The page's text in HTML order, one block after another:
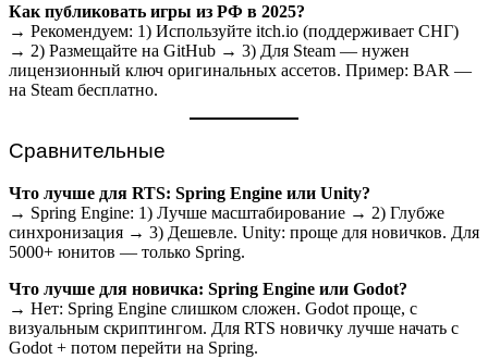
Как публиковать игры из РФ в 2025?
→ Рекомендуем: 1) Используйте itch.io (поддерживает СНГ)
→ 2) Размещайте на GitHub → 3) Для Steam — нужен
лицензионный ключ оригинальных ассетов. Пример: BAR —
на Steam бесплатно.
Сравнительные
Что лучше для RTS: Spring Engine или Unity?
→ Spring Engine: 1) Лучше масштабирование → 2) Глубже
синхронизация → 3) Дешевле. Unity: проще для новичков. Для
5000+ юнитов — только Spring.
Что лучше для новичка: Spring Engine или Godot?
→ Нет: Spring Engine слишком сложен. Godot проще, с
визуальным скриптингом. Для RTS новичку лучше начать с
Godot + потом перейти на Spring.